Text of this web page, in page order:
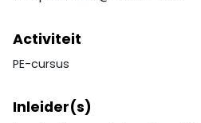
Activiteit
PE-cursus
Inleider(s)